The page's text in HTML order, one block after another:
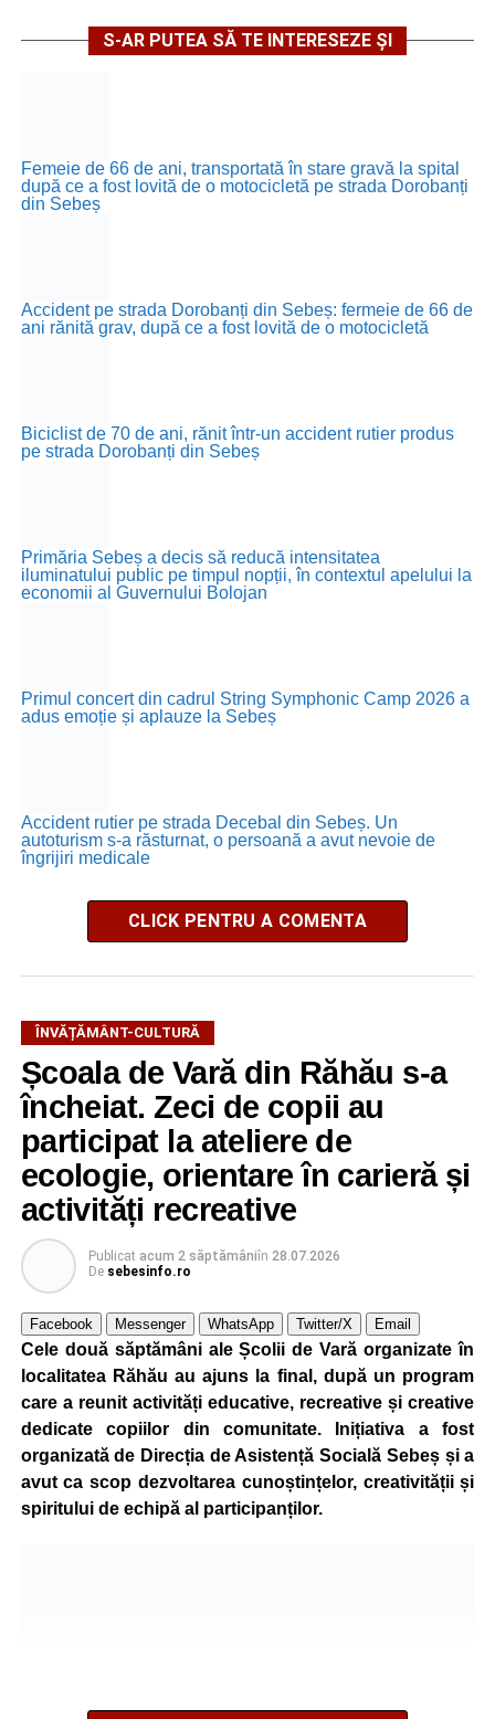
S-AR PUTEA SĂ TE INTERESEZE ȘI
Femeie de 66 de ani, transportată în stare gravă la spital
după ce a fost lovită de o motocicletă pe strada Dorobanți
din Sebeș
Accident pe strada Dorobanți din Sebeș: fermeie de 66 de
ani rănită grav, după ce a fost lovită de o motocicletă
Biciclist de 70 de ani, rănit într-un accident rutier produs
pe strada Dorobanți din Sebeș
Primăria Sebeș a decis să reducă intensitatea
iluminatului public pe timpul nopții, în contextul apelului la
economii al Guvernului Bolojan
Primul concert din cadrul String Symphonic Camp 2026 a
adus emoție și aplauze la Sebeș
Accident rutier pe strada Decebal din Sebeș. Un
autoturism s-a răsturnat, o persoană a avut nevoie de
îngrijiri medicale
CLICK PENTRU A COMENTA
ÎNVĂȚĂMÂNT-CULTURĂ
Școala de Vară din Răhău s-a
încheiat. Zeci de copii au
participat la ateliere de
ecologie, orientare în carieră și
activități recreative
Publicat acum 2 săptămâniîn 28.07.2026
De sebesinfo.ro
Facebook Messenger WhatsApp Twitter/X Email
Cele două săptămâni ale Școlii de Vară organizate în
localitatea Răhău au ajuns la final, după un program
care a reunit activități educative, recreative și creative
dedicate copiilor din comunitate. Inițiativa a fost
organizată de Direcția de Asistență Socială Sebeș și a
avut ca scop dezvoltarea cunoștințelor, creativității și
spiritului de echipă al participanților.